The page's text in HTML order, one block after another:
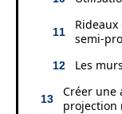
semi-pro
Les
Créer une
projection